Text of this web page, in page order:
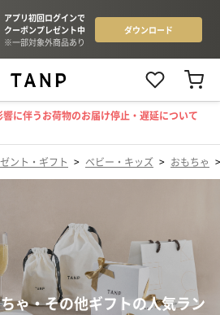
響に伴うお荷物のお届け停止・遅延について
ント・ギフト > ベビー・キッズ > おもちゃ
ゃ・その他ギフトの人気ラン